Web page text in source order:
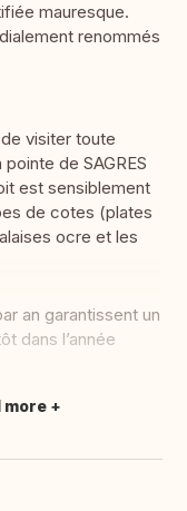
mauresque.
renommés
visiter toute
de SAGRES
est sensiblement
de cotes (plates
ocre et les
an garantissent un
dans l’année
more